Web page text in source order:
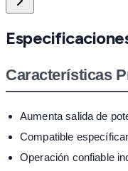
Características
Aumenta salida de
Compatible
Operación confiable